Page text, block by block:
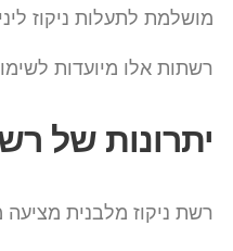
מושלמת לתעלות ניקוז
רשתות אלו מיועדות
יתרונות של
רשת ניקוז מלבנית